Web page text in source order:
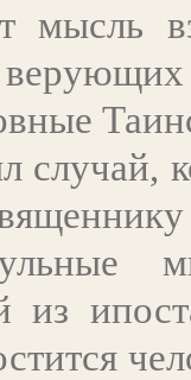
мысль
случай,
из